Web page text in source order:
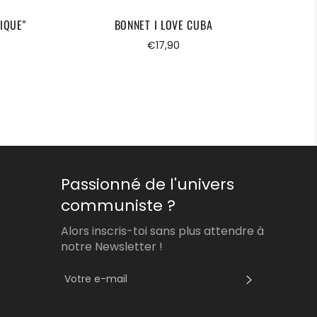
BONNET I LOVE CUBA
Prix
€17,90
Passionné de l'univers
communiste ?
Alors inscris-toi sans plus attendre à
notre Newsletter !